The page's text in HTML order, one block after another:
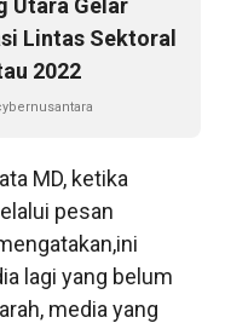
Lintas Sektoral
2022
MD, ketika
pesan
lagi yang belum
media yang